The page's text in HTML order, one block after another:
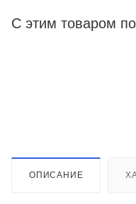
С этим товаром
ОПИСАНИЕ